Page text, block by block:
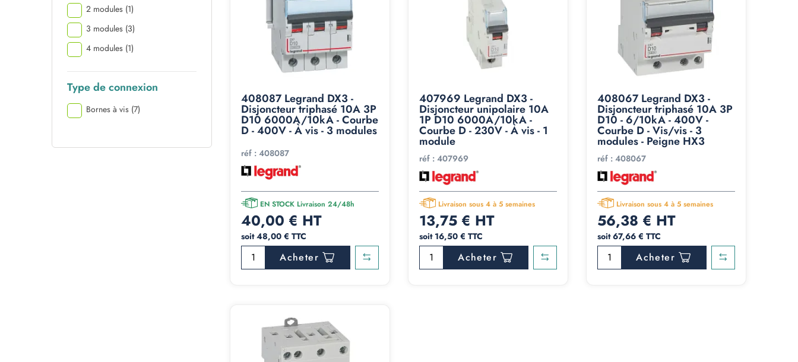
2 modules (1)
3 modules (3)
4 modules (1)
Type de connexion
Bornes à vis (7)
408087 Legrand DX3 -
Disjoncteur triphasé 10A 3P
D10 6000A/10kA - Courbe
D - 400V - À vis - 3 modules
réf : 408087
EN STOCK Livraison 24/48h
40,00 € HT
soit 48,00 € TTC
Acheter
407969 Legrand DX3 -
Disjoncteur unipolaire 10A
1P D10 6000A/10kA -
Courbe D - 230V - À vis - 1
module
réf : 407969
Livraison sous 4 à 5 semaines
13,75 € HT
soit 16,50 € TTC
Acheter
408067 Legrand DX3 -
Disjoncteur triphasé 10A 3P
D10 - 6/10kA - 400V -
Courbe D - Vis/vis - 3
modules - Peigne HX3
réf : 408067
Livraison sous 4 à 5 semaines
56,38 € HT
soit 67,66 € TTC
Acheter